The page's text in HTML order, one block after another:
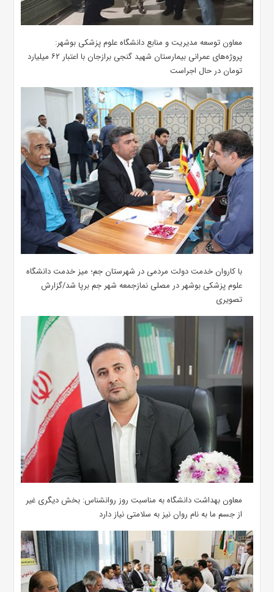
معاون توسعه مدیریت و منابع دانشگاه علوم پزشکی بوشهر:
پروژه‌های عمرانی بیمارستان شهید گنجی برازجان با اعتبار ۶۲ میلیارد
تومان در حال اجراست
با کاروان خدمت دولت مردمی در شهرستان جم؛ میز خدمت دانشگاه
علوم پزشکی بوشهر در مصلی نمازجمعه شهر جم برپا شد/گزارش
تصویری
معاون بهداشت دانشگاه به مناسبت روز روانشناس: بخش دیگری غیر
از جسم ما به نام روان نیز به سلامتی نیاز دارد